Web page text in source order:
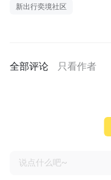
新出行奕境社区
全部评论 只看作者
说点什么吧~